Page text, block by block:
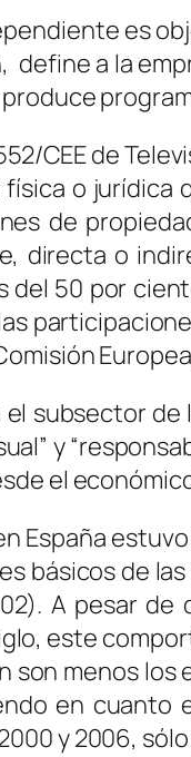
es
a la
CEE de
o
de
directa o
del 50 por
subsector
y
el
España
básicos de
A pesar
este
menos
en
y 2006,